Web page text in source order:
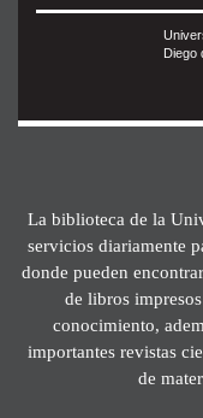
Diego
La biblioteca de la
servicios diariamente
donde pueden
de libros
conocimiento,
importantes revistas
de